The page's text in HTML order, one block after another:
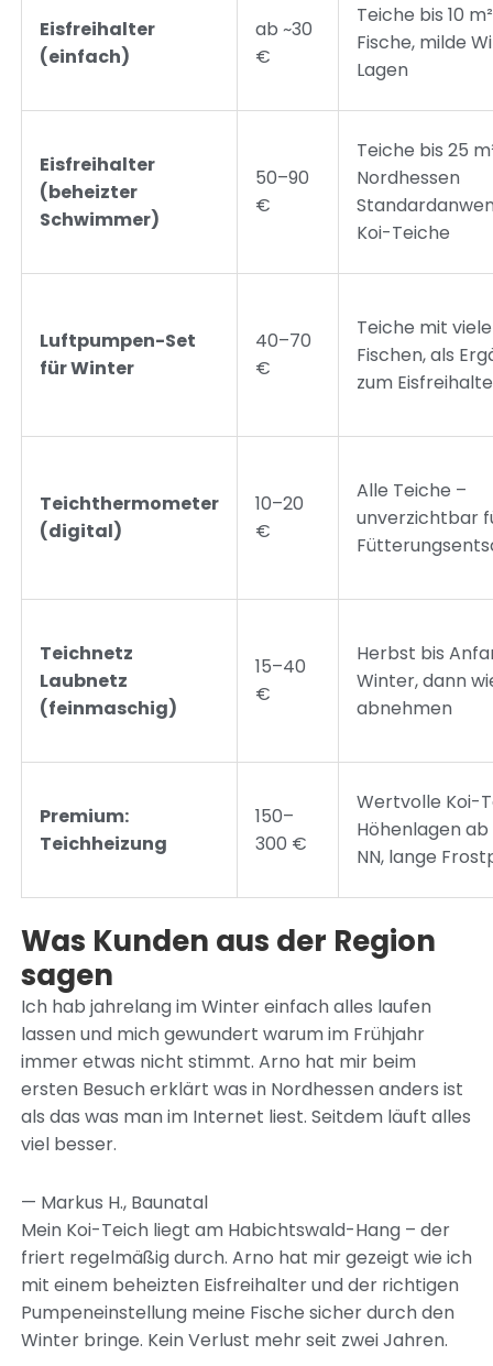
Eisfreihalter
(einfach)
ab ~30
€
Teiche bis 10
Fische, milde
Lagen
Eisfreihalter
(beheizter
Schwimmer)
50–90
€
Teiche bis 25
Nordhessen
Koi-Teiche
Luftpumpen-Set
für Winter
40–70
€
Teiche mit
Fischen, als
zum
Teichthermometer
(digital)
10–20
€
Alle Teiche –
unverzichtbar
Teichnetz
Laubnetz
(feinmaschig)
15–40
€
Herbst bis
Winter, dann
abnehmen
Premium:
Teichheizung
150–
300 €
Wertvolle Koi-
Höhenlagen
NN, lange
Was Kunden aus der Region
sagen
Ich hab jahrelang im Winter einfach alles laufen
lassen und mich gewundert warum im Frühjahr
immer etwas nicht stimmt. Arno hat mir beim
ersten Besuch erklärt was in Nordhessen anders ist
als das was man im Internet liest. Seitdem läuft alles
viel besser.
— Markus H., Baunatal
Mein Koi-Teich liegt am Habichtswald-Hang – der
friert regelmäßig durch. Arno hat mir gezeigt wie ich
mit einem beheizten Eisfreihalter und der richtigen
Pumpeneinstellung meine Fische sicher durch den
Winter bringe. Kein Verlust mehr seit zwei Jahren.